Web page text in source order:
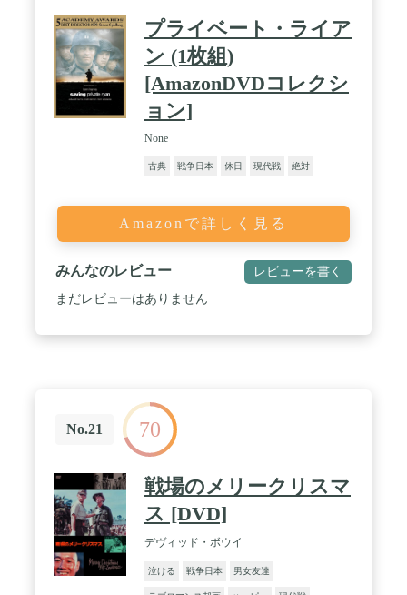
プライベート・ライア
ン (1枚組)
[AmazonDVDコレクシ
ョン]
None
古典 戦争日本 休日 現代戦 絶対
Amazonで詳しく見る
みんなのレビュー レビューを書く
まだレビューはありません
No.21 70
戦場のメリークリスマ
ス [DVD]
デヴィッド・ボウイ
泣ける 戦争日本 男女友達